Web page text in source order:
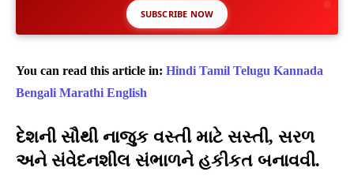
SUBSCRIBE NOW
You can read this article in: Hindi Tamil Telugu Kannada
Bengali Marathi English
દેશની સૌથી નાજુક વસ્તી માટે સસ્તી, સરળ
અને સંવેદનશીલ સંભાળને હકીકત બનાવવી.